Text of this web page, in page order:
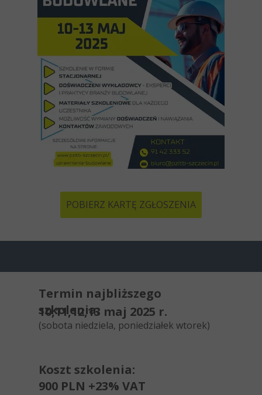
900 PLN +23% VAT
10,11,12,13 maj 2025 r.
(sobota niedziela, poniedziałek wtorek)
Koszt szkolenia:
Termin najbliższego
szkolenia:
POBIERZ KARTĘ ZGŁOSZENIA